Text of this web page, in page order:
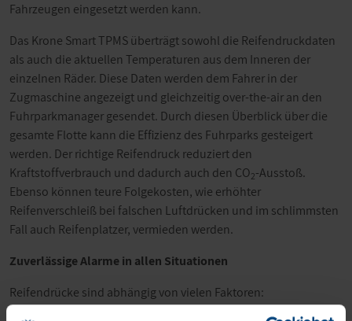
Fahrzeugen eingesetzt werden kann.
Das Krone Smart TPMS überträgt sowohl die Reifendruckdaten
als auch die aktuellen Temperaturen aus dem Inneren der
einzelnen Räder. Diese Daten werden dem Fahrer in der
Zugmaschine angezeigt und gleichzeitig over-the-air an den
Fuhrparkmanager gesendet. Durch diesen Überblick über die
gesamte Flotte kann die Effizienz des Fuhrparks gesteigert
werden. Der richtige Reifendruck reduziert den
Kraftstoffverbrauch und dadurch auch den CO2-Ausstoß.
Ebenso können teure Folgekosten, wie erhöhter
Reifenverschleiß bei falschen Luftdrücken und im schlimmsten
Fall auch Reifenplatzer, vermieden werden.
Zuverlässige Alarme in allen Situationen
Reifendrücke sind abhängig von vielen Faktoren:
Geschwindigkeit des Fahrzeuges, Schwere der Beladung und